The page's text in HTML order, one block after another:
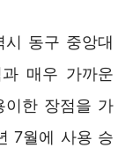
시 동구 중앙대
매우 가까운
이한 장점을 가
7월에 사용 승